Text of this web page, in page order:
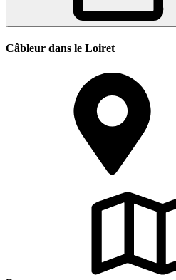
Câbleur dans le Loiret